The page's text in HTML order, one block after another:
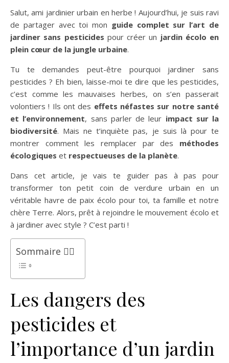
Salut, ami jardinier urbain en herbe ! Aujourd’hui, je suis ravi
de partager avec toi mon guide complet sur l’art de
jardiner sans pesticides pour créer un jardin écolo en
plein cœur de la jungle urbaine.
Tu te demandes peut-être pourquoi jardiner sans
pesticides ? Eh bien, laisse-moi te dire que les pesticides,
c’est comme les mauvaises herbes, on s’en passerait
volontiers ! Ils ont des effets néfastes sur notre santé
et l’environnement, sans parler de leur impact sur la
biodiversité. Mais ne t’inquiète pas, je suis là pour te
montrer comment les remplacer par des méthodes
écologiques et respectueuses de la planète.
Dans cet article, je vais te guider pas à pas pour
transformer ton petit coin de verdure urbain en un
véritable havre de paix écolo pour toi, ta famille et notre
chère Terre. Alors, prêt à rejoindre le mouvement écolo et
à jardiner avec style ? C’est parti !
Sommaire 👉🏻
Les dangers des
pesticides et
l’importance d’un jardin